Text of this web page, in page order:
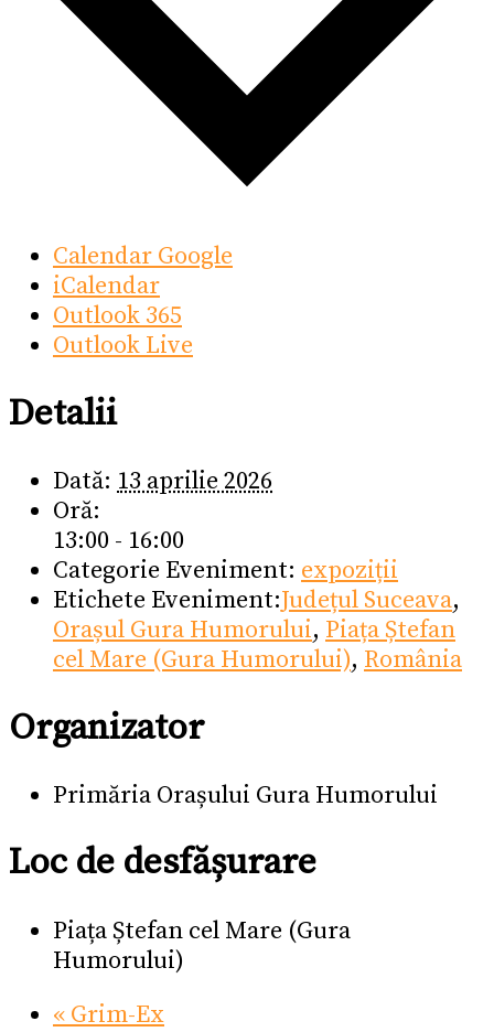
Calendar Google
iCalendar
Outlook 365
Outlook Live
Detalii
Dată: 13 aprilie 2026
Oră:
13:00 - 16:00
Categorie Eveniment: expoziții
Etichete Eveniment:Județul Suceava,
Orașul Gura Humorului, Piața Ștefan
cel Mare (Gura Humorului), România
Organizator
Primăria Orașului Gura Humorului
Loc de desfășurare
Piața Ștefan cel Mare (Gura
Humorului)
« Grim-Ex